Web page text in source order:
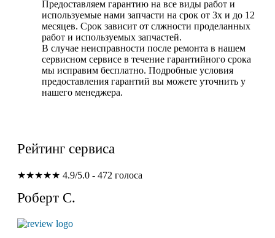
Предоставляем гарантию на все виды работ и
используемые нами запчасти на срок от 3х и до 12
месяцев. Срок зависит от слжности проделанных
работ и используемых запчастей.
В случае неисправности после ремонта в нашем
сервисном сервисе в течение гарантийного срока
мы исправим бесплатно. Подробные условия
предоставления гарантий вы можете уточнить у
нашего менеджера.
Рейтинг сервиса
★★★★★ 4.9/5.0 - 472 голоса
Роберт С.